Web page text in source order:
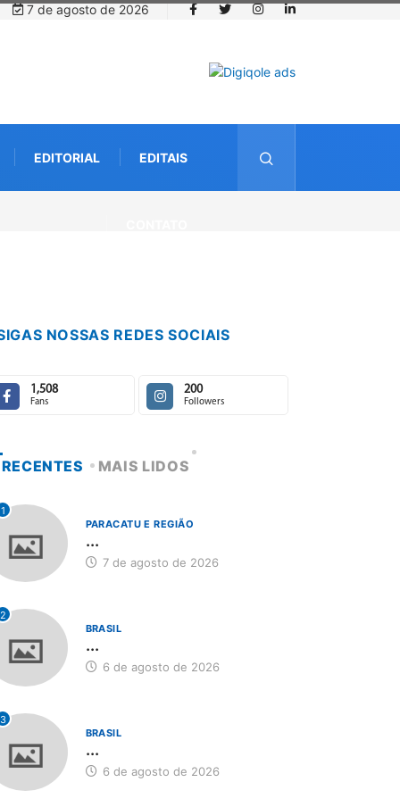
7 de agosto de 2026
EDITORIAL EDITAIS
NOSSAS REDES SOCIAIS
1,508
Fans
200
Followers
RECENTES MAIS LIDOS
1
PARACATU E REGIÃO
...
7 de agosto de 2026
2
BRASIL
...
6 de agosto de 2026
3
BRASIL
...
6 de agosto de 2026